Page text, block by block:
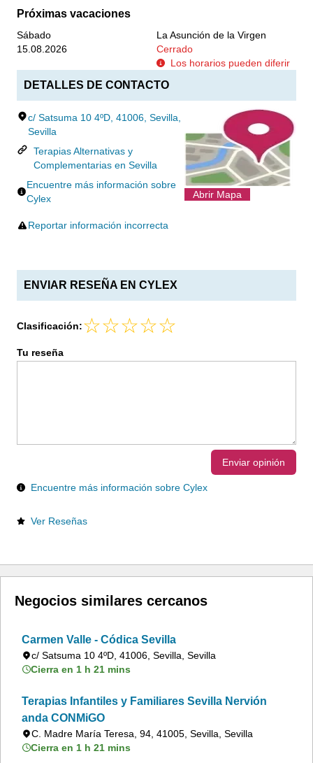
Próximas vacaciones
Sábado
La Asunción de la Virgen
15.08.2026
Cerrado
Los horarios pueden diferir
DETALLES DE CONTACTO
c/ Satsuma 10 4ºD, 41006, Sevilla,
Sevilla
Terapias Alternativas y
Complementarias en Sevilla
Encuentre más información sobre
Cylex
Reportar información incorrecta
Abrir Mapa
ENVIAR RESEÑA EN CYLEX
Clasificación:
Tu reseña
Enviar opinión
Encuentre más información sobre Cylex
Ver Reseñas
Negocios similares cercanos
Carmen Valle - Códica Sevilla
c/ Satsuma 10 4ºD, 41006, Sevilla, Sevilla
Cierra en 1 h 21 mins
Terapias Infantiles y Familiares Sevilla Nervión
anda CONMiGO
C. Madre María Teresa, 94, 41005, Sevilla, Sevilla
Cierra en 1 h 21 mins